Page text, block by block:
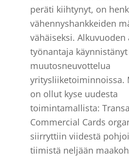
peräti kiihtynyt, on
vähennyshankkeiden
vähäiseksi. Alkuvuoden
työnantaja käynnistänyt
muutosneuvottelua
yritysliiketoiminnoissa.
on ollut kyse uudesta
toimintamallista:
Commercial Cards
siirryttiin viidestä
tiimistä neljään